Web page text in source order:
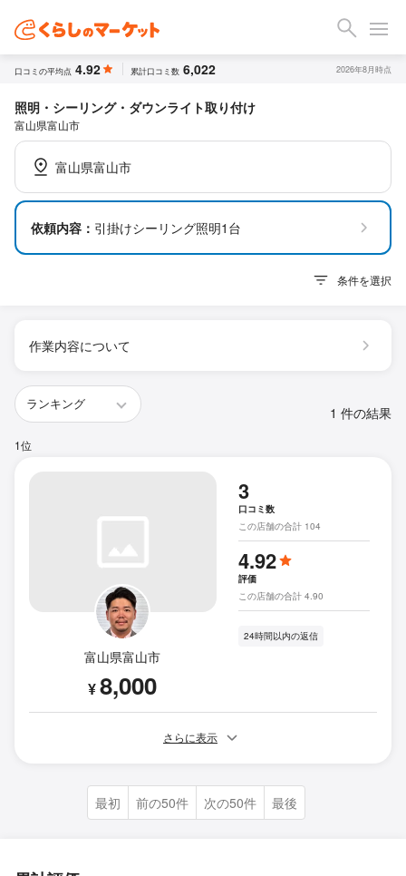
口コミの平均点 4.92 累計口コミ数 6,022 2026年8月時点
照明・シーリング・ダウンライト取り付け
富山県富山市
富山県富山市
依頼内容： 引掛けシーリング照明1台
条件を選択
作業内容について
1 件の結果
1位
富山県富山市
¥8,000
3
口コミ数
この店舗の合計 104
4.92
評価
この店舗の合計 4.90
24時間以内の返信
さらに表示
最初 前の50件 次の50件 最後